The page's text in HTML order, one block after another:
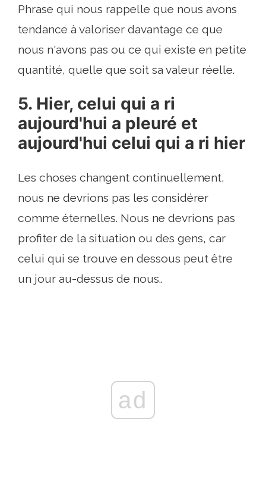
Phrase qui nous rappelle que nous avons
tendance à valoriser davantage ce que
nous n'avons pas ou ce qui existe en petite
quantité, quelle que soit sa valeur réelle.
5. Hier, celui qui a ri
aujourd'hui a pleuré et
aujourd'hui celui qui a ri hier
Les choses changent continuellement,
nous ne devrions pas les considérer
comme éternelles. Nous ne devrions pas
profiter de la situation ou des gens, car
celui qui se trouve en dessous peut être
un jour au-dessus de nous..
ad